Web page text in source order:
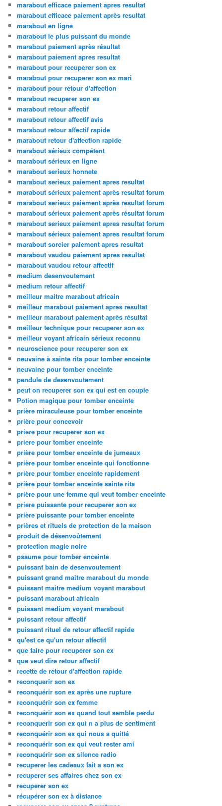
marabout efficace paiement apres resultat
marabout efficace paiement après resultat
marabout en ligne
marabout le plus puissant du monde
marabout paiement après résultat
marabout paiement apres resultat
marabout pour recuperer son ex
marabout pour recuperer son ex mari
marabout pour retour d'affection
marabout recuperer son ex
marabout retour affectif
marabout retour affectif avis
marabout retour affectif rapide
marabout retour d'affection rapide
marabout sérieux compétent
marabout sérieux en ligne
marabout serieux honnete
marabout serieux paiement apres resultat
marabout sérieux paiement après resultat forum
marabout serieux paiement après resultat forum
marabout sérieux paiement après résultat forum
marabout serieux paiement apres resultat forum
marabout sérieux paiement apres resultat forum
marabout sorcier paiement apres resultat
marabout vaudou paiement apres resultat
marabout vaudou retour affectif
medium desenvoutement
medium retour affectif
meilleur maitre marabout africain
meilleur marabout paiement apres resultat
meilleur marabout paiement après résultat
meilleur technique pour recuperer son ex
meilleur voyant africain sérieux reconnu
neuroscience pour recuperer son ex
neuvaine à sainte rita pour tomber enceinte
neuvaine pour tomber enceinte
pendule de desenvoutement
peut on recuperer son ex qui est en couple
Potion magique pour tomber enceinte
prière miraculeuse pour tomber enceinte
prière pour concevoir
priere pour recuperer son ex
priere pour tomber enceinte
prière pour tomber enceinte de jumeaux
prière pour tomber enceinte qui fonctionne
prière pour tomber enceinte rapidement
prière pour tomber enceinte sainte rita
prière pour une femme qui veut tomber enceinte
priere puissante pour recuperer son ex
prière puissante pour tomber enceinte
prières et rituels de protection de la maison
produit de désenvoûtement
protection magie noire
psaume pour tomber enceinte
puissant bain de desenvoutement
puissant grand maitre marabout du monde
puissant maitre medium voyant marabout
puissant marabout africain
puissant medium voyant marabout
puissant retour affectif
puissant rituel de retour affectif rapide
qu'est ce qu'un retour affectif
que faire pour recuperer son ex
que veut dire retour affectif
recette de retour d'affection rapide
reconquerir son ex
reconquérir son ex après une rupture
reconquérir son ex femme
reconquérir son ex quand tout semble perdu
reconquerir son ex qui n a plus de sentiment
reconquérir son ex qui nous a quitté
reconquérir son ex qui veut rester ami
reconquérir son ex silence radio
recuperer les cadeaux fait a son ex
recuperer ses affaires chez son ex
recuperer son ex
récupérer son ex à distance